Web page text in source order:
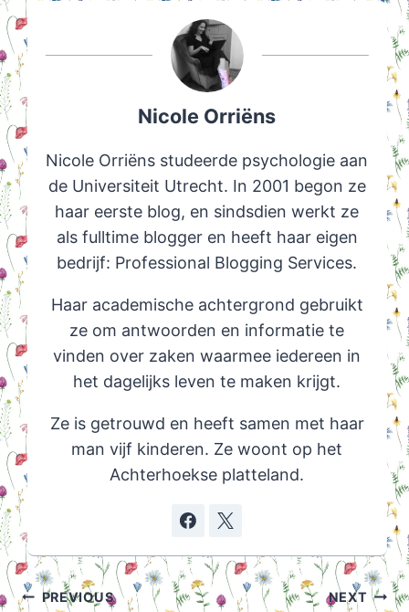
Nicole Orriëns
Nicole Orriëns studeerde psychologie aan
de Universiteit Utrecht. In 2001 begon ze
haar eerste blog, en sindsdien werkt ze
als fulltime blogger en heeft haar eigen
bedrijf: Professional Blogging Services.
Haar academische achtergrond gebruikt
ze om antwoorden en informatie te
vinden over zaken waarmee iedereen in
het dagelijks leven te maken krijgt.
Ze is getrouwd en heeft samen met haar
man vijf kinderen. Ze woont op het
Achterhoekse platteland.
PostPREVIOUS NEXT